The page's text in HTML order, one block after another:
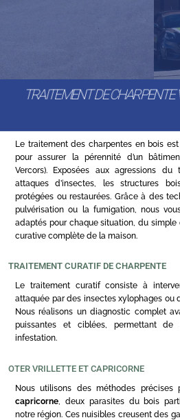
TRAITEMENT DE CHARPENTE
Le traitement des charpentes en bois
pour assurer la pérennité d’un
Vercors). Exposées aux agressions
attaques d’insectes, les structures
protégées ou restaurées. Grâce à des
pulvérisation ou la fumigation, nous
adaptés pour chaque situation, du simple
curative complète de la maison.
TRAITEMENT CURATIF DE CHARPENTE
Le traitement curatif consiste à
attaquée par des insectes xylophages ou
Nous réalisons un diagnostic complet
puissantes et ciblées, permettant de
infestation.
OTER VRILLETTE ET CAPRICORNE
Nous utilisons des méthodes précises
capricorne , deux parasites du bois
notre région. Ces nuisibles creusent des